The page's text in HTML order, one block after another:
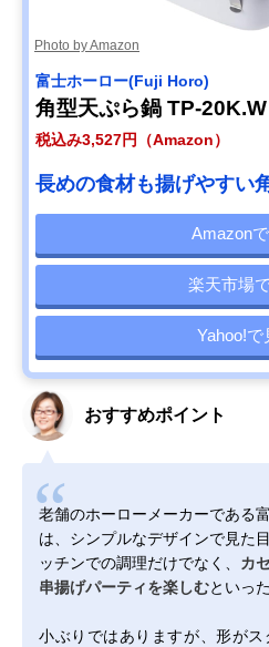
Photo by Amazon
‎富士ホーロー(Fuji Horo)
角型天ぷら鍋 TP-20K.W
税込み3,527円（Amazon）
長めの食材も揚げやすい
Amazon
楽天市場
Yahoo!で
おすすめポイント
老舗のホーローメーカーである
は、シンプルなデザインで見た
ッチンでの調理だけでなく、 カ
串揚げパーティを楽しむといっ
小ぶりではありますが、形がス